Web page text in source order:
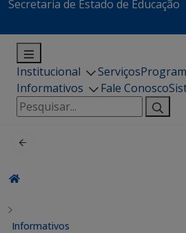
Secretaria de Estado de Educação
Institucional Serviços
Informativos
Fale Conosco
Pesquisar
por:
Informativos